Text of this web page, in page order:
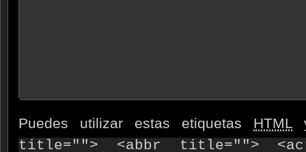
Puedes utilizar estas etiquetas HTML
title=""> <abbr title="">